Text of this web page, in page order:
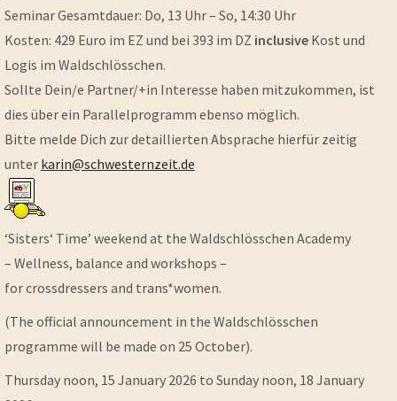
Seminar Gesamtdauer: Do, 13 Uhr – So, 14:30 Uhr
Kosten: 429 Euro im EZ und bei 393 im DZ inclusiveKost und
Logis im Waldschlösschen.
Sollte Dein/e Partner/+in Interesse haben mitzukommen, ist
dies über ein Parallelprogramm ebenso möglich.
Bitte melde Dich zur detaillierten Absprache hierfür zeitig
unter karin@schwesternzeit.de
‘Sisters‘ Time’ weekend at the Waldschlösschen Academy
– Wellness, balance and workshops –
for crossdressers and trans*women.
(The official announcement in the Waldschlösschen
programme will be made on 25 October).
Thursday noon, 15 January 2026 to Sunday noon, 18 January